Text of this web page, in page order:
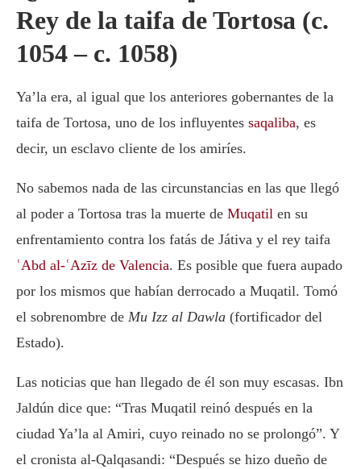
Rey de la taifa de Tortosa (c.
1054 – c. 1058)
Ya’la era, al igual que los anteriores gobernantes de la
taifa de Tortosa, uno de los influyentes saqaliba, es
decir, un esclavo cliente de los amiríes.
No sabemos nada de las circunstancias en las que llegó
al poder a Tortosa tras la muerte de Muqatil en su
enfrentamiento contra los fatás de Játiva y el rey taifa
ʿAbd al-ʿAzīz de Valencia. Es posible que fuera aupado
por los mismos que habían derrocado a Muqatil. Tomó
el sobrenombre de Mu Izz al Dawla (fortificador del
Estado).
Las noticias que han llegado de él son muy escasas. Ibn
Jaldún dice que: “Tras Muqatil reinó después en la
ciudad Ya’la al Amiri, cuyo reinado no se prolongó”. Y
el cronista al-Qalqasandi: “Después se hizo dueño de